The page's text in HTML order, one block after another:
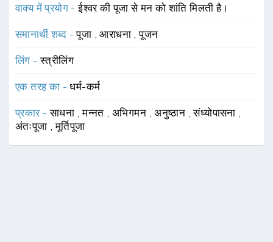
वाक्य में प्रयोग -ईश्वर की पूजा से मन को शांति मिलती है।
समानार्थी शब्द -पूजा ,आराधना ,पूजन
लिंग -स्त्रीलिंग
एक तरह का -धर्म-कर्म
प्रकार -साधना ,मन्नत ,अभिगमन ,अनुष्ठान ,संध्योपासना
अंतःपूजा
,मूर्तिपूजा